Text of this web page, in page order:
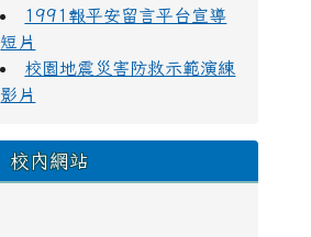
1991報平安留言平台宣導
短片
校園地震災害防救示範演練
影片
校內網站